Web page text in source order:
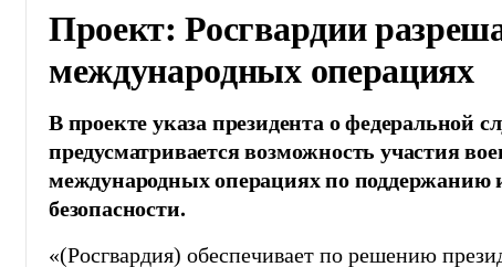
Проект: Росгвардии
международных операциях
В проекте указа президента о федеральной
предусматривается возможность участия
международных операциях по поддержанию
безопасности.
«(Росгвардия) обеспечивает по решению